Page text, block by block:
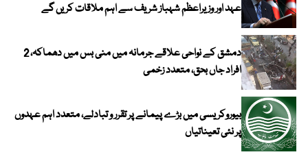
عہد اور وزیراعظم شہباز شریف سے اہم ملاقات کریں گے
دمشق کے نواحی علاقے جرمانہ میں منی بس میں دھماکہ، 2
افراد جاں بحق، متعدد زخمی
بیوروکریسی میں بڑے پیمانے پر تقرر و تبادلے، متعدد اہم عہدوں
پر نئی تعیناتیاں